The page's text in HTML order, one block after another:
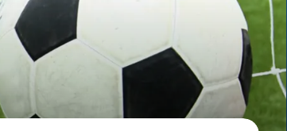
Bekijk alle foto's